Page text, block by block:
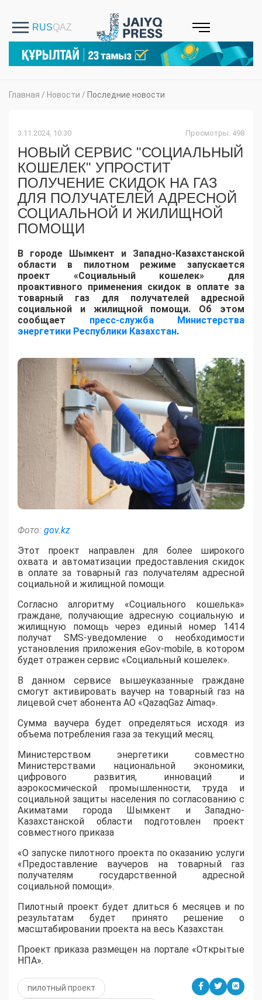
Главная / Новости / Последние новости
3.11.2024, 10:30 Просмотры: 498
НОВЫЙ СЕРВИС "СОЦИАЛЬНЫЙ
КОШЕЛЕК" УПРОСТИТ
ПОЛУЧЕНИЕ СКИДОК НА ГАЗ
ДЛЯ ПОЛУЧАТЕЛЕЙ АДРЕСНОЙ
СОЦИАЛЬНОЙ И ЖИЛИЩНОЙ
ПОМОЩИ
В городе Шымкент и Западно-Казахстанской
области в пилотном режиме запускается
проект «Социальный кошелек» для
проактивного применения скидок в оплате за
товарный газ для получателей адресной
социальной и жилищной помощи. Об этом
сообщает пресс-служба Министерства
энергетики Республики Казахстан.
Фото: gov.kz
Этот проект направлен для более широкого
охвата и автоматизации предоставления скидок
в оплате за товарный газ получателям адресной
социальной и жилищной помощи.
Согласно алгоритму «Социального кошелька»
граждане, получающие адресную социальную и
жилищную помощь через единый номер 1414
получат SMS-уведомление о необходимости
установления приложения eGov-mobile, в котором
будет отражен сервис «Социальный кошелек».
В данном сервисе вышеуказанные граждане
смогут активировать ваучер на товарный газ на
лицевой счет абонента АО «QazaqGaz Aimaq».
Сумма ваучера будет определяться исходя из
объема потребления газа за текущий месяц.
Министерством энергетики совместно
Министерствами национальной экономики,
цифрового развития, инноваций и
аэрокосмической промышленности, труда и
социальной защиты населения по согласованию с
Акиматами города Шымкент и Западно-
Казахстанской области подготовлен проект
совместного приказа
«О запуске пилотного проекта по оказанию услуги
«Предоставление ваучеров на товарный газ
получателям государственной адресной
социальной помощи».
Пилотный проект будет длиться 6 месяцев и по
результатам будет принято решение о
масштабировании проекта на весь Казахстан.
Проект приказа размещен на портале «Открытые
НПА».
пилотный проект